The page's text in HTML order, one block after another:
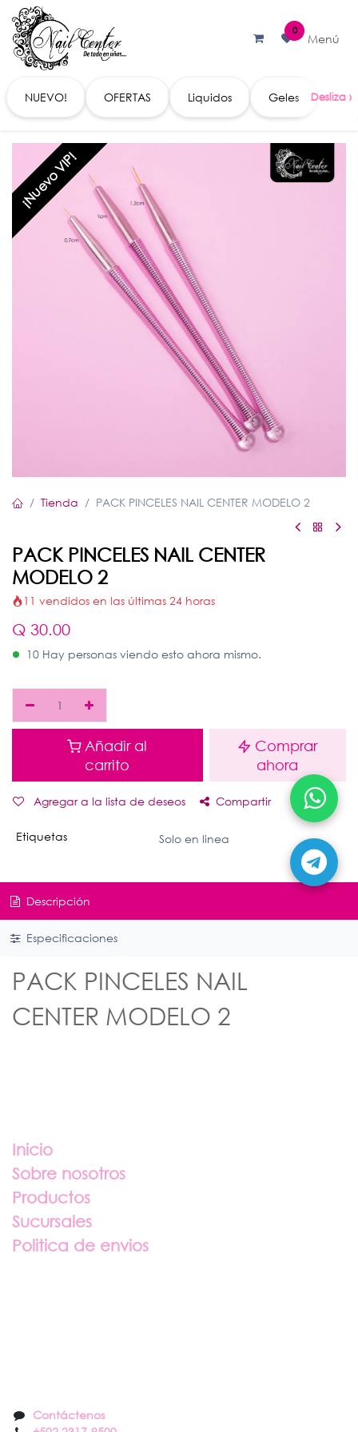
Ir al contenido
0
Menú
NUEVO! OFERTAS Liquidos Geles
¡Nuevo VIP!
Tienda PACK PINCELES NAIL CENTER MODELO 2
PACK PINCELES NAIL CENTER
MODELO 2
11 vendidos en las últimas 24 horas
Q 30.00
10 Hay personas viendo esto ahora mismo.
Añadir al
carrito
Comprar
ahora
Agregar a la lista de deseos Compartir
Etiquetas Solo en linea
Descripción
Especificaciones
PACK PINCELES NAIL
CENTER MODELO 2
Inicio
Sobre nosotros
Productos
Sucursales
Politica de envios
Contáctenos